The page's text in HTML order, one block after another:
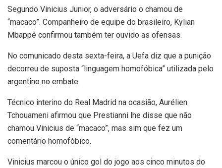
Segundo Vinicius Junior, o adversário o chamou de
“macaco”. Companheiro de equipe do brasileiro, Kylian
Mbappé confirmou também ter ouvido as ofensas.
No comunicado desta sexta-feira, a Uefa diz que a punição
decorreu de suposta “linguagem homofóbica” utilizada pelo
argentino no embate.
Técnico interino do Real Madrid na ocasião, Aurélien
Tchouameni afirmou que Prestianni lhe disse que não
chamou Vinicius de “macaco”, mas sim que fez um
comentário homofóbico.
Vinicius marcou o único gol do jogo aos cinco minutos do